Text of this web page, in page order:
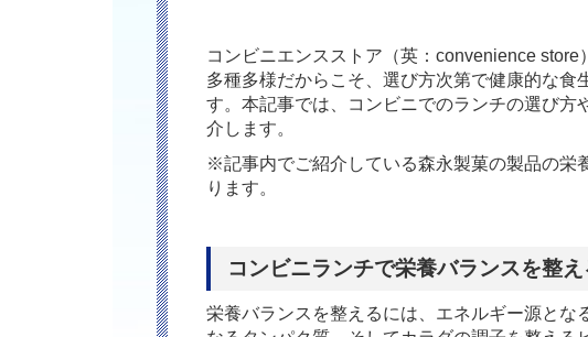
コンビニエンスストア（英：convenience
多種多様だからこそ、選び方次第で健康的な食
す。本記事では、コンビニでのランチの選び方
介します。
※記事内でご紹介している森永製菓の製品の栄
ります。
コンビニランチで栄養バランスを整え
栄養バランスを整えるには、エネルギー源とな